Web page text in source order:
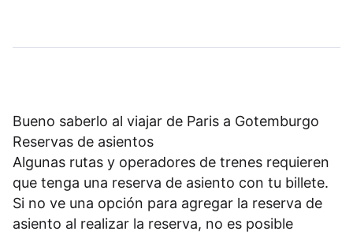
Bueno saberlo al viajar de Paris a Gotemburgo
Reservas de asientos
Algunas rutas y operadores de trenes requieren
que tenga una reserva de asiento con tu billete.
Si no ve una opción para agregar la reserva de
asiento al realizar la reserva, no es posible